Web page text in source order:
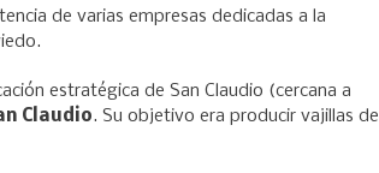
de varias empresas dedicadas a la
estratégica de San Claudio (cercana a
Claudio. Su objetivo era producir vajillas de